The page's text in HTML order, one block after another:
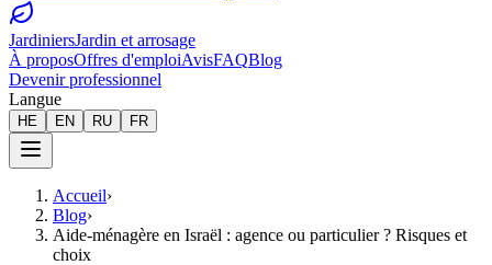
JardiniersJardin et arrosage
À proposOffres d'emploiAvisFAQBlog
Devenir professionnel
Langue
HE EN RU FR
Accueil›
Blog›
Aide-ménagère en Israël : agence ou particulier ? Risques et
choix